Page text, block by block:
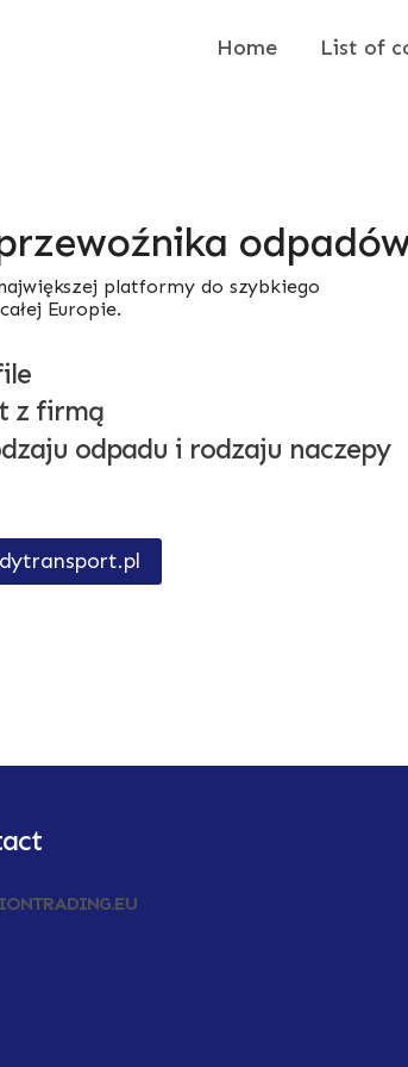
Home List of
platformy do szybkiego
Europie.
z firmą
odpadu i rodzaju naczepy